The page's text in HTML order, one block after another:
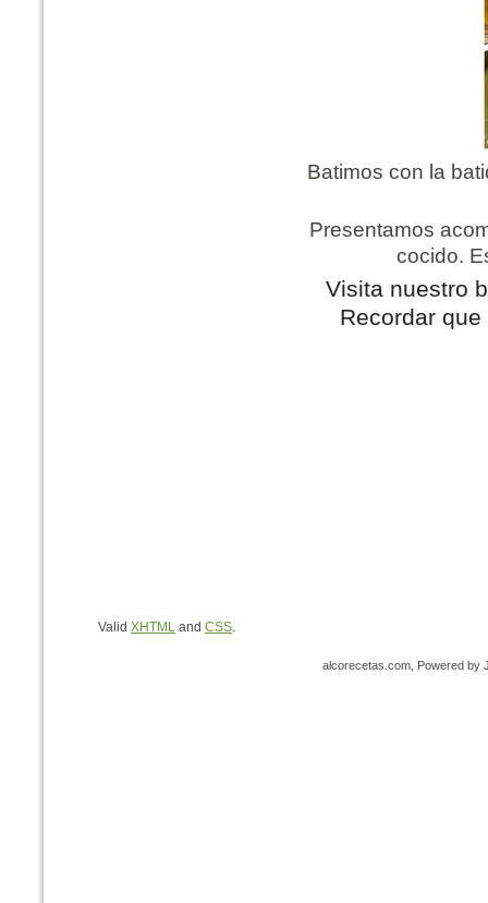
Batimos con la
Presentamos
cocido.
Visita nuestro
Recordar
Valid XHTML and CSS.
alcorecetas.com, Powered by